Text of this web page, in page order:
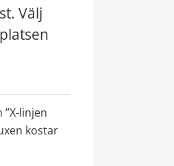
Välj
linjen
kostar